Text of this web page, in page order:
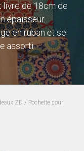
livre de 18cm de
épaisseur.
en ruban et se
assorti.
ZD / Pochette pour